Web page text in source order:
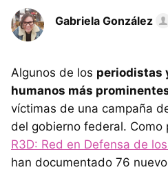
Gabriela González
Algunos de los periodistas
humanos más
víctimas de una campaña
del gobierno federal. Como
R3D: Red en Defensa de
han documentado 76